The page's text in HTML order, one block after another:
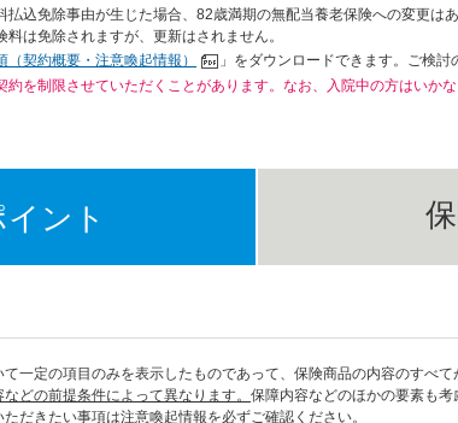
込免除事由が生じた場合、82歳満期の無配当養老保険への変更はあ
は免除されますが、更新はされません。
契約概要・注意喚起情報）
」をダウンロードできます。ご検討
を制限させていただくことがあります。なお、入院中の方はいか
ント
一定の項目のみを表示したものであって、保険商品の内容のすべ
どの前提条件によって異なります。 保障内容などのほかの要素も
だきたい事項は注意喚起情報を必ずご確認ください。